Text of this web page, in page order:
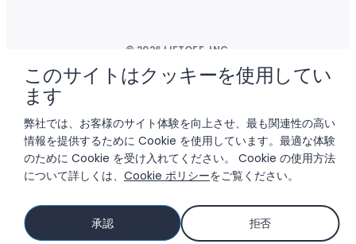
このサイトはクッキーを使用してい
ます
弊社では、お客様のサイト体験を向上させ、最も関連性の高い
情報を提供するために Cookie を使用しています。最適な体験
のために Cookie を受け入れてください。 Cookie の使用方法
について詳しくは、 Cookie ポリシーをご覧ください。
承認 拒否
© 2026 LIFTOFF, INC.